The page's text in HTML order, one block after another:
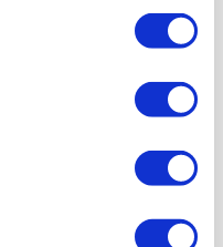
meiden